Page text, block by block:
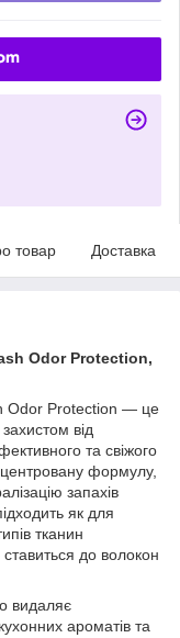
товар Доставка
Odor Protection,
Odor Protection — це
від
та свіжого
формулу,
запахів
як для
тканин
ставиться до волокон
видаляє
ароматів та